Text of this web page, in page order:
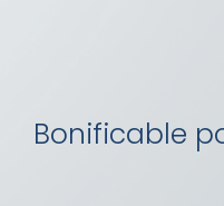
Bonificable